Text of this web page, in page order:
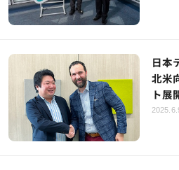
日本
北米
ト展